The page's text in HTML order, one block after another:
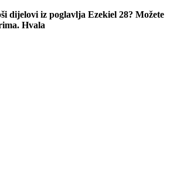
dijelovi iz poglavlja Ezekiel 28? Možete
Hvala